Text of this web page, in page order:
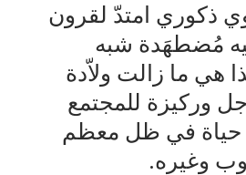
ذكوري امتدّ لقرون
مُضطهَدة شبه
هي ما زالت ولاّدة
وركيزة للمجتمع
حياة في ظل معظم
وغيره.